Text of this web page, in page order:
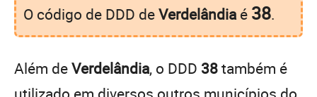
O código de DDD deVerdelândia é 38.
Além deVerdelândia, o DDD 38também é